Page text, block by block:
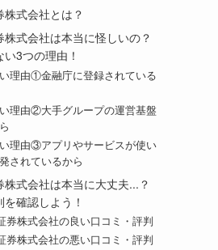
式会社とは？
式会社は本当に怪しいの？
3つの理由！
理由①金融庁に登録されている
理由②大手グループの運営基盤
理由③アプリやサービスが使い
されているから
式会社は本当に大丈夫...？
確認しよう！
券株式会社の良い口コミ・評判
券株式会社の悪い口コミ・評判